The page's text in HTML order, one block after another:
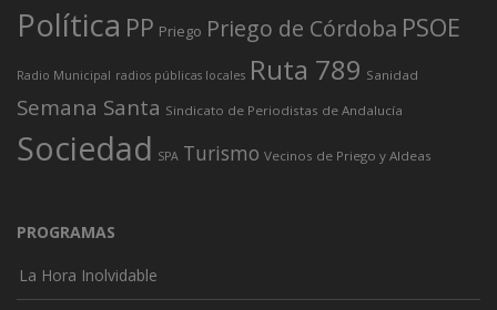
Política PP Priego Priego de Córdoba PSOE
Radio Municipal radios públicas locales Ruta 789 Sanidad
Semana Santa Sindicato de Periodistas de Andalucía
Sociedad SPA Turismo Vecinos de Priego y Aldeas
PROGRAMAS
La Hora Inolvidable